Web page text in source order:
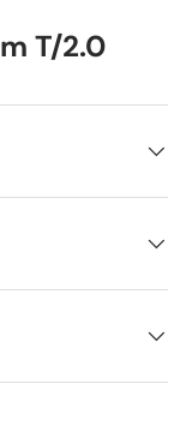
T/2.0